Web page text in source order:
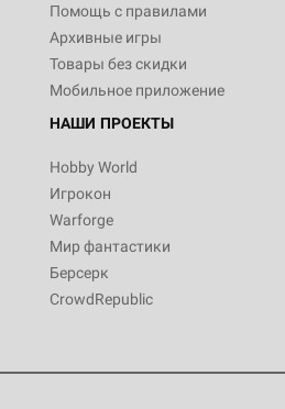
Помощь с правилами
Архивные игры
Товары без скидки
Мобильное приложение
НАШИ ПРОЕКТЫ
Hobby World
Игрокон
Warforge
Мир фантастики
Берсерк
CrowdRepublic